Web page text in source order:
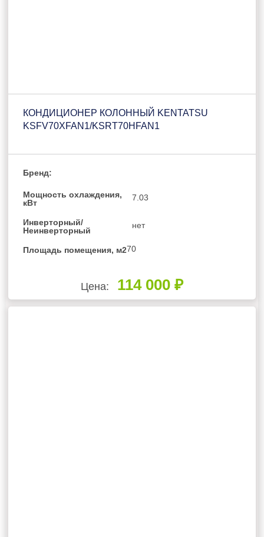
КОНДИЦИОНЕР КОЛОННЫЙ KENTATSU
KSFV70XFAN1/KSRT70HFAN1
Бренд:
Мощность охлаждения,
кВт
7.03
Инверторный/
Неинверторный
нет
Площадь помещения, м270
Цена: 114 000 ₽